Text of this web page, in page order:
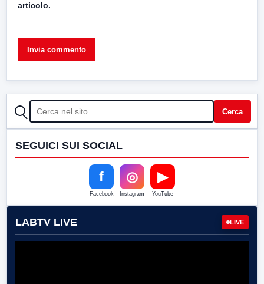
articolo.
CERCA Cerca
SEGUICI SUI SOCIAL
f
Facebook
◎
Instagram
▶
YouTube
LABTV LIVE LIVE